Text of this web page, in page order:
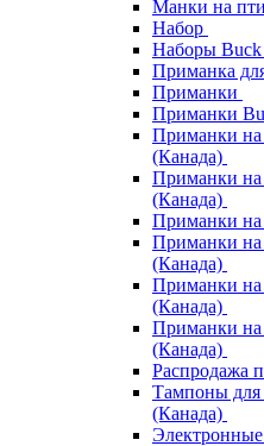
Манки на
Набор
Наборы Buck
Приманка
Приманки
Приманки
Приманки
(Канада)
Приманки
(Канада)
Приманки на
Приманки
(Канада)
Приманки
(Канада)
Приманки
(Канада)
Тампоны
(Канада)
Электронные